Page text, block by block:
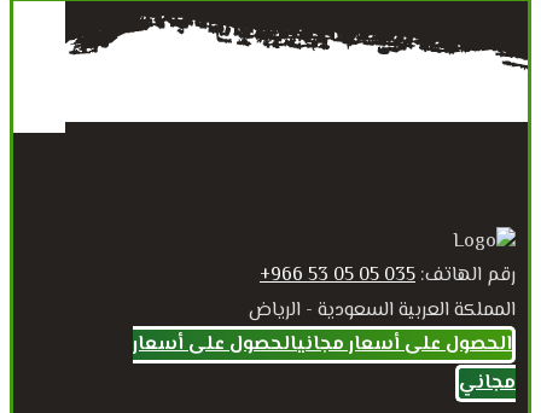
رقم الهاتف: 035 05 05 53 966+
المملكة العربية السعودية - الرياض
الحصول على أسعار مجانيالحصول على أسعار
مجاني